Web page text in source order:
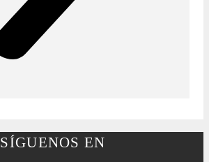
SÍGUENOS EN